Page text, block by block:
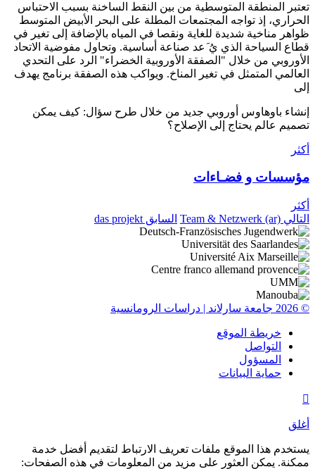
تعتبر المنطقة المتوسطية من بين النقط الساخنة بسبب الاحتباس
الحراري، إذ تواجه المجتمعات المطلة على البحر الأبيض المتوسط
ظواهر مناخية شديدة للغاية ونقصا في المياه بالإضافة إلى تغير في
قطاع السياحة الذي يُ َعد صناعة أساسية. وتحاول مفوضية الاتحاد
الأوروبي من خلال "الصفقة الأوروبية الخضراء" الرد على التحدي
العالمي المتمثل في تغير المناخ. ويواكب هذه الصفقة برنامج يهدف
إلى
إنشاء باوهاوس أوروبي جديد من خلال طرح سؤال: كيف يمكن
تصميم عالم يحتاج إلى الإصلاح؟
أكثر
مؤسسات و فضـاءات
أكثر
التالي Team & Netzwerk (ar) السابق das projekt
© 2026 جامعة سارلاند | دراسات الرومانسية
خريطة الموقع
التواصل
المسؤول
حماية البيانات

أغلق
يستخدم هذا الموقع ملفات تعريف الارتباط لتقديم أفضل خدمة
ممكنة. يمكن العثور على مزيد من المعلومات في هذه الصفحات: